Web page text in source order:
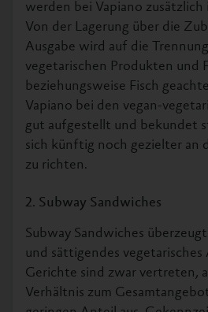
werden bei Vapiano
Von der Lagerung über die
Ausgabe wird auf die
vegetarischen Produkten und
beziehungsweise Fisch
Vapiano bei den vegan-
gut aufgestellt und bekundet
sich künftig noch gezielter an
zu richten.
2. Subway Sandwiches
Subway Sandwiches
und sättigendes vegetarisches
Gerichte sind zwar vertreten,
Verhältnis zum